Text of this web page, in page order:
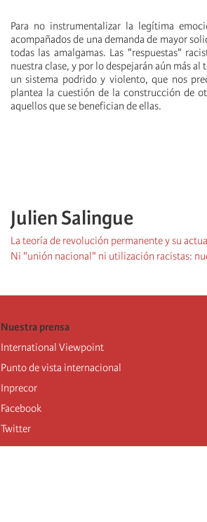
Para no instrumentalizar la legítima
acompañados de una demanda de mayor
todas las amalgamas. Las "respuestas"
nuestra clase, y por lo despejarán aún más
un sistema podrido y violento, que nos
plantea la cuestión de la construcción de
aquellos que se benefician de ellas.
Julien Salingue
La teoría de revolución permanente y su
Ni "unión nacional" ni utilización racistas:
Nuestra prensa
International Viewpoint
Punto de vista internacional
Inprecor
Facebook
Twitter